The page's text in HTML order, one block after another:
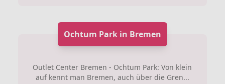
Ochtum Park in Bremen
Outlet Center Bremen - Ochtum Park: Von klein
auf kennt man Bremen, auch über die Gren...